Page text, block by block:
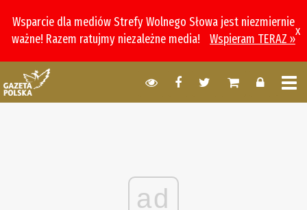
Wsparcie dla mediów Strefy Wolnego Słowa jest niezmiernie
ważne! Razem ratujmy niezależne media!
Wspieram TERAZ »
x
ad